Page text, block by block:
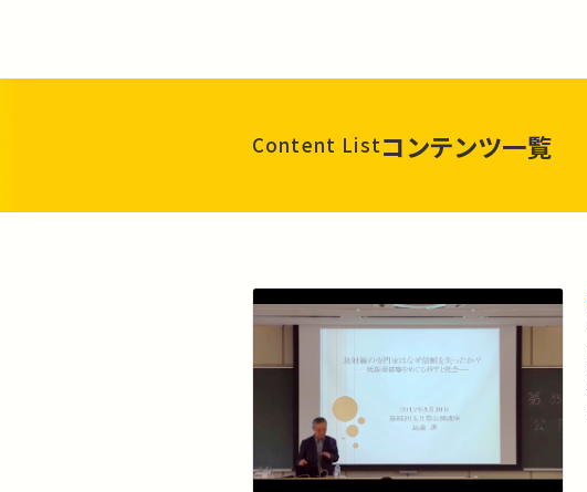
Content Listコンテンツ一覧